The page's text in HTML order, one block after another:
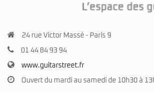
24 rue Victor Massé - Paris 9
01 44 84 93 94
www.guitarstreet.fr
Ouvert du mardi au samedi de 10h30 à